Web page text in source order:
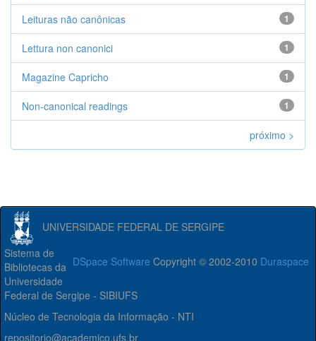
1
Leituras não canônicas
1
Lettura non canonici
1
Magazine Capricho
1
Non-canonical readings
próximo >
UNIVERSIDADE FEDERAL DE SERGIPE
DSpace Software Copyright © 2002-2010 Duraspace
Sistema de
Bibliotecas da
Universidade
Federal de Sergipe - SIBIUFS
Núcleo de Tecnologia da Informação - NTI
repositorio@academico.ufs.br